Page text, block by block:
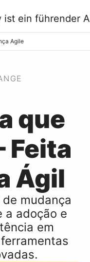
Agile
que
Feita
Ágil
mudança
a adoção e
em